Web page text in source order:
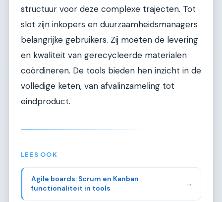
structuur voor deze complexe trajecten. Tot
slot zijn inkopers en duurzaamheidsmanagers
belangrijke gebruikers. Zij moeten de levering
en kwaliteit van gerecycleerde materialen
coördineren. De tools bieden hen inzicht in de
volledige keten, van afvalinzameling tot
eindproduct.
LEES OOK
Agile boards: Scrum en Kanban
functionaliteit in tools
→